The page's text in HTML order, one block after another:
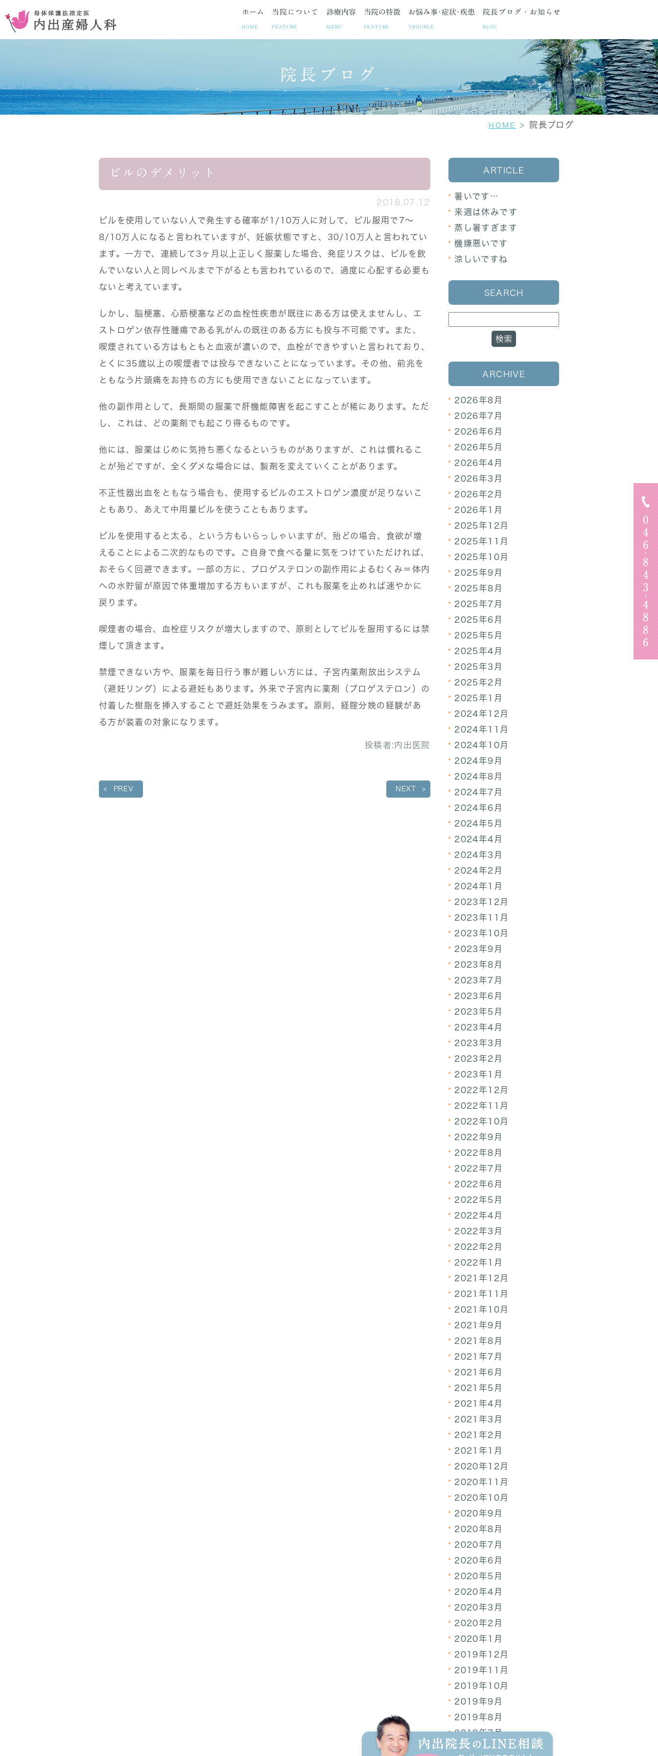
ホーム
HOME
当院について
FEATURE
コンセプト 院長紹介 当院の取り組み 診療時間・アクセス
診療内容
MENU
当院の特徴
FEATURE
お腹を切らない手術 妊娠中絶 避妊相談・ピル 不妊治療 生理痛 更年期障害
おりものの異常 子宮筋腫 子宮内膜症 腹腔鏡手術のセカンドオピニオン
お悩み事･症状･疾患
TROUBLE
お悩み事 疾患 お悩みや症状に合わせた各種検査
院長ブログ・お知らせ
BLOG
院長ブログ お知らせ
院長ブログ
HOME 院長ブログ
ピルのデメリット
2018.07.12
ピルを使用していない人で発生する確率が1/10万人に対して、ピル服用で7～
8/10万人になると言われていますが、妊娠状態ですと、30/10万人と言われてい
ます。一方で、連続して3ヶ月以上正しく服薬した場合、発症リスクは、ピルを飲
んでいない人と同レベルまで下がるとも言われているので、過度に心配する必要も
ないと考えています。
しかし、脳梗塞、心筋梗塞などの血栓性疾患が既往にある方は使えませんし、エ
ストロゲン依存性腫瘍である乳がんの既往のある方にも投与不可能です。また、
喫煙されている方はもともと血液が濃いので、血栓ができやすいと言われており、
とくに35歳以上の喫煙者では投与できないことになっています。その他、前兆を
ともなう片頭痛をお持ちの方にも使用できないことになっています。
他の副作用として、長期間の服薬で肝機能障害を起こすことが稀にあります。ただ
し、これは、どの薬剤でも起こり得るものです。
他には、服薬はじめに気持ち悪くなるというものがありますが、これは慣れるこ
とが殆どですが、全くダメな場合には、製剤を変えていくことがあります。
不正性器出血をともなう場合も、使用するピルのエストロゲン濃度が足りないこ
ともあり、あえて中用量ピルを使うこともあります。
ピルを使用すると太る、という方もいらっしゃいますが、殆どの場合、食欲が増
えることによる二次的なものです。ご自身で食べる量に気をつけていただければ、
おそらく回避できます。一部の方に、プロゲステロンの副作用によるむくみ＝体内
への水貯留が原因で体重増加する方もいますが、これも服薬を止めれば速やかに
戻ります。
喫煙者の場合、血栓症リスクが増大しますので、原則としてピルを服用するには禁
煙して頂きます。
禁煙できない方や、服薬を毎日行う事が難しい方には、子宮内薬剤放出システム
（避妊リング）による避妊もあります。外来で子宮内に薬剤（プロゲステロン）の
付着した樹脂を挿入することで避妊効果をうみます。原則、経腟分娩の経験があ
る方が装着の対象になります。
投稿者:内出医院
PREV NEXT
ARTICLE
暑いです…
来週は休みです
蒸し暑すぎます
機嫌悪いです
涼しいですね
SEARCH
ARCHIVE
2026年8月
2026年7月
2026年6月
2026年5月
2026年4月
2026年3月
2026年2月
2026年1月
2025年12月
2025年11月
2025年10月
2025年9月
2025年8月
2025年7月
2025年6月
2025年5月
2025年4月
2025年3月
2025年2月
2025年1月
2024年12月
2024年11月
2024年10月
2024年9月
2024年8月
2024年7月
2024年6月
2024年5月
2024年4月
2024年3月
2024年2月
2024年1月
2023年12月
2023年11月
2023年10月
2023年9月
2023年8月
2023年7月
2023年6月
2023年5月
2023年4月
2023年3月
2023年2月
2023年1月
2022年12月
2022年11月
2022年10月
2022年9月
2022年8月
2022年7月
2022年6月
2022年5月
2022年4月
2022年3月
2022年2月
2022年1月
2021年12月
2021年11月
2021年10月
2021年9月
2021年8月
2021年7月
2021年6月
2021年5月
2021年4月
2021年3月
2021年2月
2021年1月
2020年12月
2020年11月
2020年10月
2020年9月
2020年8月
2020年7月
2020年6月
2020年5月
2020年4月
2020年3月
2020年2月
2020年1月
2019年12月
2019年11月
2019年10月
2019年9月
2019年8月
2019年7月
2019年6月